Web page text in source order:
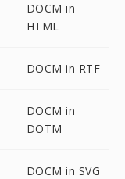
DOCM in
HTML
DOCM in RTF
DOCM in
DOTM
DOCM in SVG